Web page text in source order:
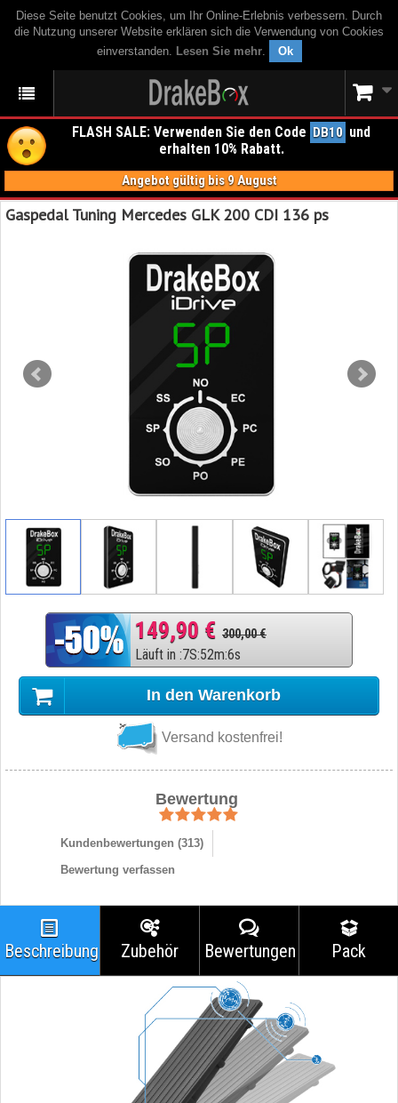
Diese Seite benutzt Cookies, um Ihr Online-Erlebnis verbessern. Durch
die Nutzung unserer Website erklären sich die Verwendung von Cookies
einverstanden. Lesen Sie mehr. Ok
FLASH SALE: Verwenden Sie den Code DB10 und
erhalten 10% Rabatt.
Angebot gültig bis 9 August
Gaspedal Tuning Mercedes GLK 200 CDI 136 ps
149,90 € 300,00 €
Läuft in :7S:52m:5s
In den Warenkorb
Versand kostenfrei!
Bewertung
Kundenbewertungen (313)
Bewertung verfassen
Beschreibung Zubehör Bewertungen Pack